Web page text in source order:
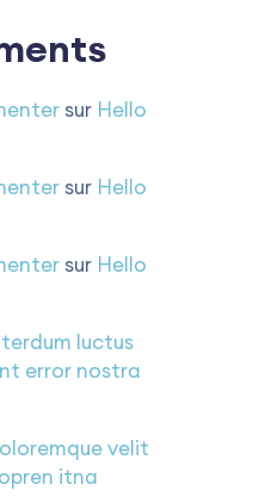
sur Hello
sur Hello
sur Hello
luctus
error nostra
velit
itna